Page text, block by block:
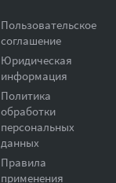
Пользовательское
соглашение
Юридическая
информация
Политика
обработки
персональных
данных
Правила
применения